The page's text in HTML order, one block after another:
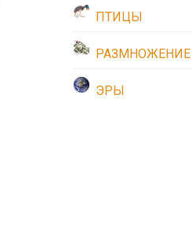
ПТИЦЫ
РАЗМНОЖЕНИЕ
ЭРЫ